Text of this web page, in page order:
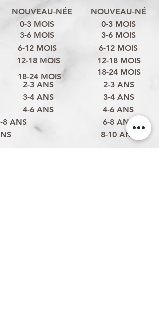
8 ANS
4-6 ANS
3-4 ANS
2-3 ANS
NOUVEAU-NÉE
0-3 MOIS
6-12 MOIS
12-18 MOIS
18-24 MOIS
3-6 MOIS
8-10 ANS
6-8 ANS
4-6 ANS
3-4 ANS
2-3 ANS
NOUVEAU-NÉ
0-3 MOIS
6-12 MOIS
12-18 MOIS
18-24 MOIS
3-6 MOIS